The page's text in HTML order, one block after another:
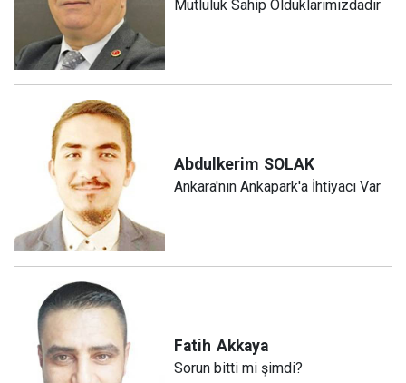
Mutluluk Sahip Olduklarımızdadır
Abdulkerim SOLAK
Ankara'nın Ankapark'a İhtiyacı Var
Fatih Akkaya
Sorun bitti mi şimdi?